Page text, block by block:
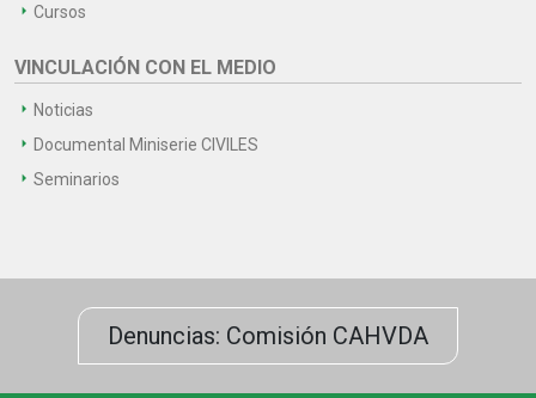
Cursos
VINCULACIÓN CON EL MEDIO
Noticias
Documental Miniserie CIVILES
Seminarios
Denuncias: Comisión CAHVDA